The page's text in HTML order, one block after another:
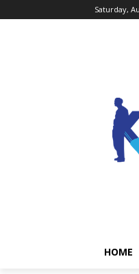
Saturday,
HOME